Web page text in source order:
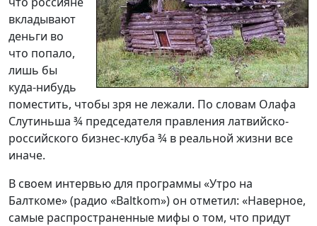
вкладывают
деньги во
что попало,
лишь бы
куда-нибудь
поместить, чтобы зря не лежали. По словам Олафа
Слутиньша ¾ председателя правления латвийско-
российского бизнес-клуба ¾ в реальной жизни все
иначе.
В своем интервью для программы «Утро на
Балткоме» (радио «Baltkom») он отметил: «Наверное,
самые распространенные мифы о том, что придут